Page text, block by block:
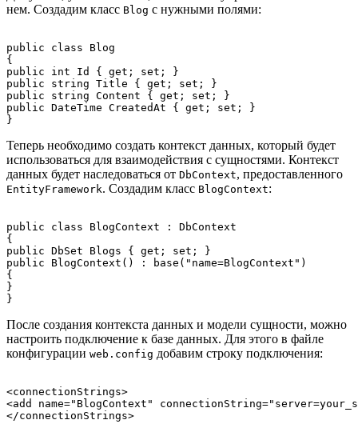
нем. Создадим класс Blog с нужными полями:
public class Blog
{
public int Id { get; set; }
public string Title { get; set; }
public string Content { get; set; }
public DateTime CreatedAt { get; set; }
Теперь необходимо создать контекст данных, который будет
использоваться для взаимодействия с сущностями. Контекст
данных будет наследоваться от DbContext, предоставленного
EntityFramework. Создадим класс BlogContext:
public class BlogContext : DbContext
{
public DbSet Blogs { get; set; }
public BlogContext() : base("name=BlogContext")
{
}
После создания контекста данных и модели сущности, можно
настроить подключение к базе данных. Для этого в файле
конфигурации web.config добавим строку подключения:
<connectionStrings>
<add name="BlogContext"